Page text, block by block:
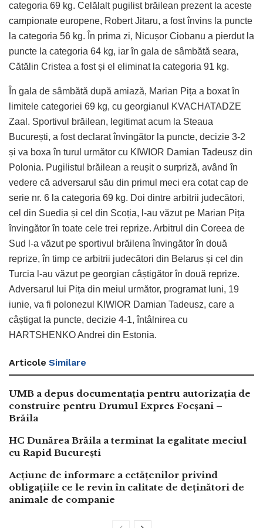
categoria 69 kg. Celălalt pugilist brăilean prezent la aceste
campionate europene, Robert Jitaru, a fost învins la puncte
la categoria 56 kg. În prima zi, Nicușor Ciobanu a pierdut la
puncte la categoria 64 kg, iar în gala de sâmbătă seara,
Cătălin Cristea a fost și el eliminat la categoria 91 kg.
În gala de sâmbătă după amiază, Marian Pița a boxat în
limitele categoriei 69 kg, cu georgianul KVACHATADZE
Zaal. Sportivul brăilean, legitimat acum la Steaua
București, a fost declarat învingător la puncte, decizie 3-2
și va boxa în turul următor cu KIWIOR Damian Tadeusz din
Polonia. Pugilistul brăilean a reușit o surpriză, având în
vedere că adversarul său din primul meci era cotat cap de
serie nr. 6 la categoria 69 kg. Doi dintre arbitrii judecători,
cel din Suedia și cel din Scoția, l-au văzut pe Marian Pița
învingător în toate cele trei reprize. Arbitrul din Coreea de
Sud l-a văzut pe sportivul brăilena învingător în două
reprize, în timp ce arbitrii judecători din Belarus și cel din
Turcia l-au văzut pe georgian câștigător în două reprize.
Adversarul lui Pița din meiul următor, programat luni, 19
iunie, va fi polonezul KIWIOR Damian Tadeusz, care a
câștigat la puncte, decizie 4-1, întâlnirea cu
HARTSHENKO Andrei din Estonia.
Articole Similare
UMB a depus documentația pentru autorizația de
construire pentru Drumul Expres Focșani –
Brăila
HC Dunărea Brăila a terminat la egalitate meciul
cu Rapid București
Acțiune de informare a cetățenilor privind
obligațiile ce le revin în calitate de deținători de
animale de companie